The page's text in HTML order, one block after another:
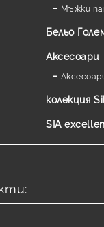
Мъжки
Бельо
Аксесоари
колекция
SIA